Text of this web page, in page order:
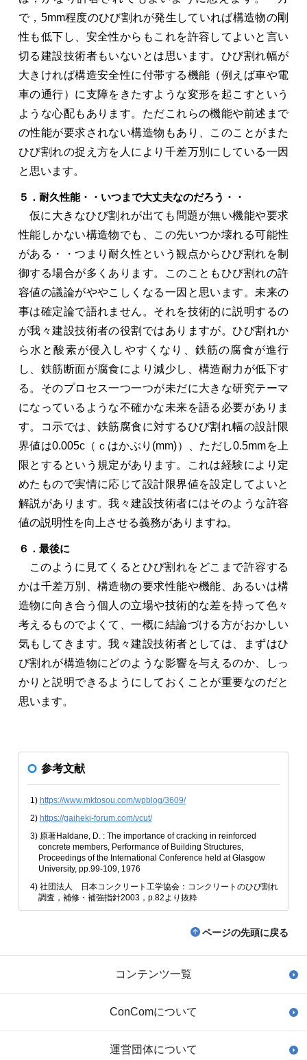
で，5mm程度のひび割れが発生していれば構造物の剛
性も低下し、安全性からもこれを許容してよいと言い
切る建設技術者もいないとは思います。ひび割れ幅が
大きければ構造安全性に付帯する機能（例えば車や電
車の通行）に支障をきたすような変形を起こすという
ような心配もあります。ただこれらの機能や前述まで
の性能が要求されない構造物もあり、このことがまた
ひび割れの捉え方を人により千差万別にしている一因
と思います。
５．耐久性能・・いつまで大丈夫なのだろう・・
仮に大きなひび割れが出ても問題が無い機能や要求
性能しかない構造物でも、この先いつか壊れる可能性
がある・・つまり耐久性という観点からひび割れを制
御する場合が多くあります。このこともひび割れの許
容値の議論がややこしくなる一因と思います。未来の
事は確定論で語れません。それを技術的に説明するの
が我々建設技術者の役割ではありますが。ひび割れか
ら水と酸素が侵入しやすくなり、鉄筋の腐食が進行
し、鉄筋断面が腐食により減少し、構造耐力が低下す
る。そのプロセス一つ一つが未だに大きな研究テーマ
になっているような不確かな未来を語る必要がありま
す。コ示では、鉄筋腐食に対するひび割れ幅の設計限
界値は0.005c（ｃはかぶり(mm)）、ただし0.5mmを上
限とするという規定があります。これは経験により定
めたもので実情に応じて設計限界値を設定してよいと
解説があります。我々建設技術者にはそのような許容
値の説明性を向上させる義務がありますね。
６．最後に
このように見てくるとひび割れをどこまで許容する
かは千差万別、構造物の要求性能や機能、あるいは構
造物に向き合う個人の立場や技術的な差を持って色々
考えるものでよくて、一概に結論づける方がおかしい
気もしてきます。我々建設技術者としては、まずはひ
び割れが構造物にどのような影響を与えるのか、しっ
かりと説明できるようにしておくことが重要なのだと
思います。
参考文献
1) https://www.mktosou.com/wpblog/3609/
2) https://gaiheki-forum.com/vcut/
3) 原著Haldane, D. : The importance of cracking in reinforced
concrete members, Performance of Building Structures,
Proceedings of the International Conference held at Glasgow
University, pp.99-109, 1976
4) 社団法人 日本コンクリート工学協会：コンクリートのひび割れ
調査，補修・補強指針2003，p.82より抜粋
ページの先頭に戻る
コンテンツ一覧
ConComについて
運営団体について